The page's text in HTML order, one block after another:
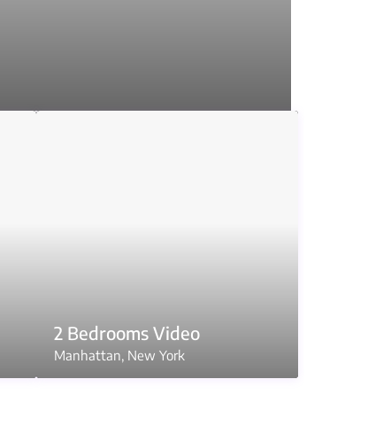
2 Bedrooms Video
Manhattan, New York